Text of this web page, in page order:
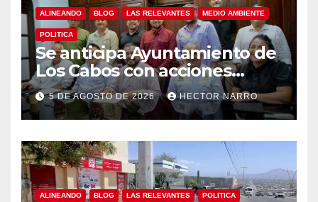
ALINEANDO BLOG LAS RELEVANTES MEDIO AMBIENTE
POLITICA
Se anticipa Ayuntamiento de
Los Cabos con acciones
preventivas ante lluvias en el
centro histórico
5 DE AGOSTO DE 2026 HECTOR NARRO
ALINEANDO BLOG LAS RELEVANTES POLITICA